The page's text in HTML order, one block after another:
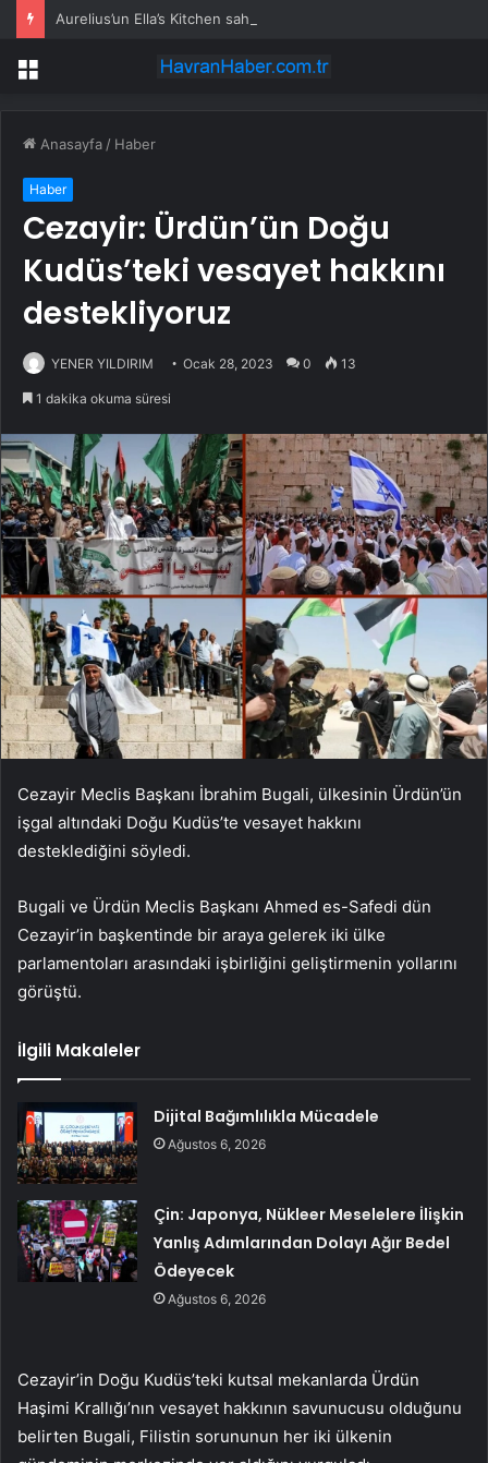
Menü
Anasayfa / Haber
Haber
Cezayir: Ürdün’ün Doğu
Kudüs’teki vesayet hakkını
destekliyoruz
YENER YILDIRIM Ocak 28, 2023 0 13
1 dakika okuma süresi
Cezayir Meclis Başkanı İbrahim Bugali, ülkesinin Ürdün’ün
işgal altındaki Doğu Kudüs’te vesayet hakkını
desteklediğini söyledi.
Bugali ve Ürdün Meclis Başkanı Ahmed es-Safedi dün
Cezayir’in başkentinde bir araya gelerek iki ülke
parlamentoları arasındaki işbirliğini geliştirmenin yollarını
görüştü.
İlgili Makaleler
Dijital Bağımlılıkla Mücadele
Ağustos 6, 2026
Çin: Japonya, Nükleer Meselelere İlişkin
Yanlış Adımlarından Dolayı Ağır Bedel
Ödeyecek
Ağustos 6, 2026
Cezayir’in Doğu Kudüs’teki kutsal mekanlarda Ürdün
Haşimi Krallığı’nın vesayet hakkının savunucusu olduğunu
belirten Bugali, Filistin sorununun her iki ülkenin